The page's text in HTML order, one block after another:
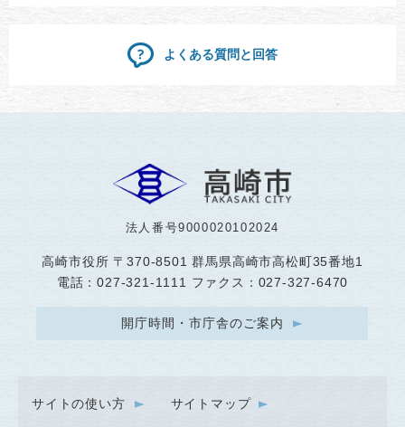
よくある質問と回答
法人番号9000020102024
高崎市役所 〒370-8501 群馬県高崎市高松町35番地1
電話：027-321-1111 ファクス：027-327-6470
開庁時間・市庁舎のご案内
サイトの使い方 サイトマップ